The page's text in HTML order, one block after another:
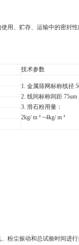
用、贮存、运输中的密封性
技术参数
1. 金属筛网标称线径
2. 线间标称间距 75um
3. 滑石粉用量：
2kg/ m ³ ~4kg/ m ³
粉尘振动和总试验时间进行